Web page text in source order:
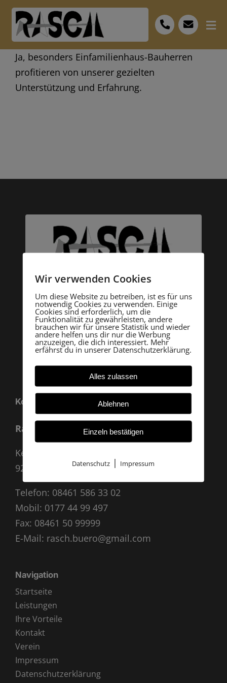
Skip
content
Start
Leistungen
Ja, besonders Einfamilienhaus-Bauherren
profitieren von unserer gezielten
Unterstützung und Erfahrung.
Kontakt
Rasch Archäologie
Kevenhüll A 33
92339 Beilngries
Telefon: 08461 586 33 02
Mobil: 0177 44 99 497
Fax: 08461 50 99999
E-Mail: rasch.buero@gmail.com
Navigation
Startseite
Leistungen
Ihre Vorteile
Kontakt
Verein
Impressum
Datenschutzerklärung
Wir verwenden Cookies
Um diese Website zu betreiben, ist es für uns
notwendig Cookies zu verwenden. Einige
Cookies sind erforderlich, um die
Funktionalität zu gewährleisten, andere
brauchen wir für unsere Statistik und wieder
andere helfen uns dir nur die Werbung
anzuzeigen, die dich interessiert. Mehr
erfährst du in unserer Datenschutzerklärung.
Alles zulassen
Ablehnen
Einzeln bestätigen
Datenschutz | Impressum